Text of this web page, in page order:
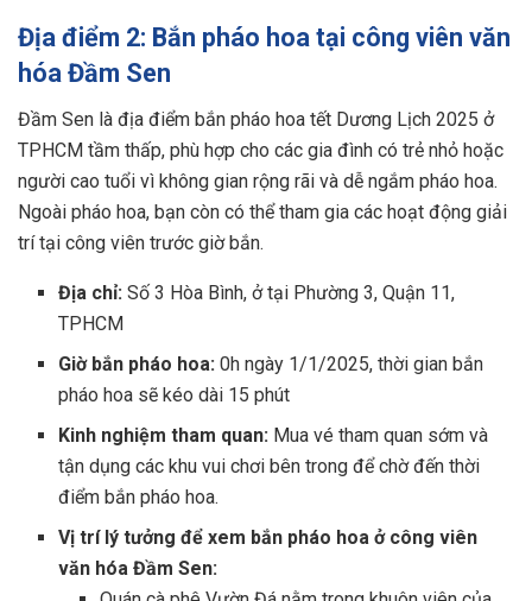
Địa điểm 2: Bắn pháo hoa tại công viên văn
hóa Đầm Sen
Đầm Sen là địa điểm bắn pháo hoa tết Dương Lịch 2025 ở
TPHCM tầm thấp, phù hợp cho các gia đình có trẻ nhỏ hoặc
người cao tuổi vì không gian rộng rãi và dễ ngắm pháo hoa.
Ngoài pháo hoa, bạn còn có thể tham gia các hoạt động giải
trí tại công viên trước giờ bắn.
Địa chỉ:Số 3 Hòa Bình, ở tại Phường 3, Quận 11,
TPHCM
Giờ bắn pháo hoa:0h ngày 1/1/2025, thời gian bắn
pháo hoa sẽ kéo dài 15 phút
Kinh nghiệm tham quan: Mua vé tham quan sớm và
tận dụng các khu vui chơi bên trong để chờ đến thời
điểm bắn pháo hoa.
Vị trí lý tưởng để xem bắn pháo hoa ở công viên
văn hóa Đầm Sen: